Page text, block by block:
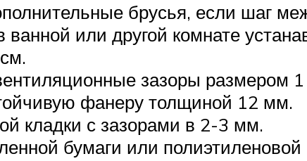
брусья, если шаг
или другой комнате
зазоры размером
фанеру толщиной 12 мм.
кладки с зазорами в 2-3 мм.
бумаги или полиэтиленовой